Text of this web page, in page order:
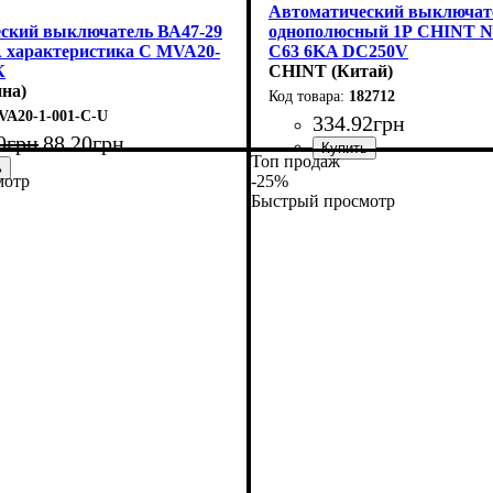
выключатель ВА47-29
C MVA20-
1-001-C-U
грн88.20грн
: Модульные выключатель
ток, А
характеристика
способность, kA
ток)
: DIN-рейка
29
Автоматический
однополюсный 1Р CHINT
C63 6KA DC250V
CHINT (Китай)
182712
334.92грн
Номинальный ток, А
Количество полюсов
Отключающая
Ток: DC (постоянный ток)
Тип монтажа
Серия: NB1-63DC
Топ продаж
-25%
Быстрый просмотр